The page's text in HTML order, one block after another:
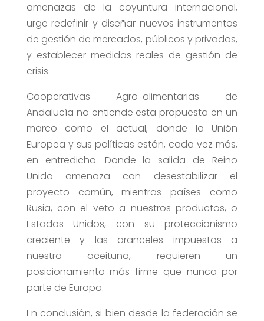
amenazas de la coyuntura internacional,
urge redefinir y diseñar nuevos instrumentos
de gestión de mercados, públicos y privados,
y establecer medidas reales de gestión de
crisis.
Cooperativas Agro-alimentarias de
Andalucía no entiende esta propuesta en un
marco como el actual, donde la Unión
Europea y sus políticas están, cada vez más,
en entredicho. Donde la salida de Reino
Unido amenaza con desestabilizar el
proyecto común, mientras países como
Rusia, con el veto a nuestros productos, o
Estados Unidos, con su proteccionismo
creciente y las aranceles impuestos a
nuestra aceituna, requieren un
posicionamiento más firme que nunca por
parte de Europa.
En conclusión, si bien desde la federación se